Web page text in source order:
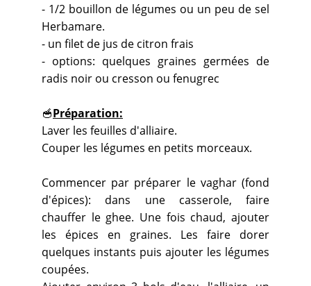
- 1/2 bouillon de légumes ou un peu de sel
Herbamare.
- un filet de jus de citron frais
- options: quelques graines germées de
radis noir ou cresson ou fenugrec
🥣Préparation:
Laver les feuilles d'alliaire.
Couper les légumes en petits morceaux.
Commencer par préparer le vaghar (fond
d'épices): dans une casserole, faire
chauffer le ghee. Une fois chaud, ajouter
les épices en graines. Les faire dorer
quelques instants puis ajouter les légumes
coupées.